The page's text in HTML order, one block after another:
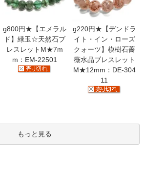
g800円★【エメラル
ド】緑玉☆天然石ブ
レスレットM★7m
m：EM-22501
g220円★【デンドラ
イト・イン・ローズ
クォーツ】模樹石薔
薇水晶ブレスレット
M★12mm：DE-304
11
もっと見る